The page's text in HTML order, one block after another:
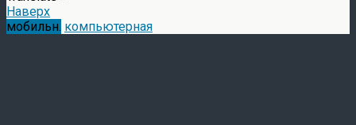
Наверх
мобильн. компьютерная